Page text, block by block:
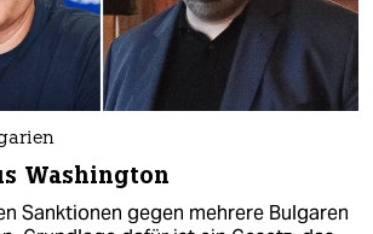
Washington
Sanktionen gegen mehrere Bulgaren